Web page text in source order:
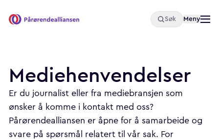
Pårørendealliansen Søk Åpne
Meny
Mediehenvendelser
Er du journalist eller fra mediebransjen som
ønsker å komme i kontakt med oss?
Pårørendealliansen er åpne for å samarbeide og
svare på spørsmål relatert til vår sak. For